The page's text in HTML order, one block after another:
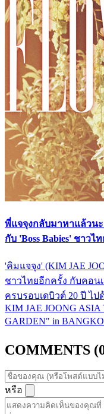
พี่แจจุงกลับมาหาแล้วนะ
กับ 'Boss Babies' ชาวไ
'คิมแจจุง' (KIM JAE
ชาวไทยอีกครั้ง กับคอน
ครบรอบเดบิวต์ 20 ปี ไป
KIM JAE JOONG ASIA
GARDEN" in
COMMENTS
หรือ